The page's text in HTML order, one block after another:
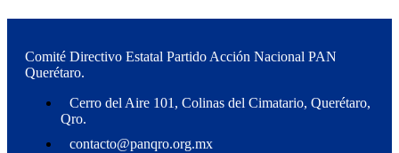
Comité Directivo Estatal Partido Acción Nacional PAN
Querétaro.
Cerro del Aire 101, Colinas del Cimatario, Querétaro,
Qro.
contacto@panqro.org.mx